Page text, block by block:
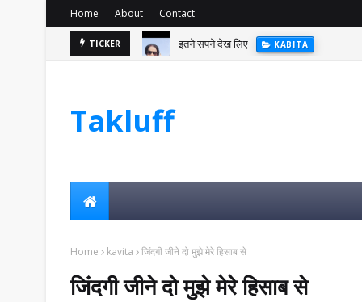
Home About Contact
TICKER इतने सपने देख लिए KABITA
Takluff
Home kavita जिंदगी जीने दो मुझे मेरे हिसाब से
जिंदगी जीने दो मुझे मेरे हिसाब से